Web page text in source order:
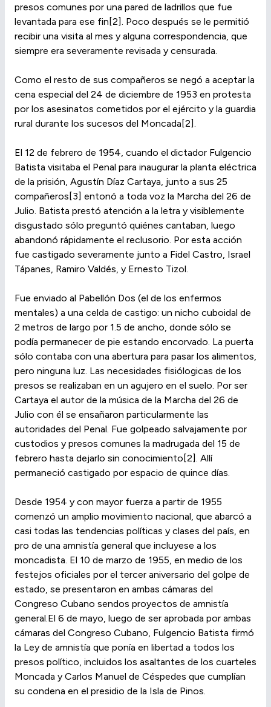
presos comunes por una pared de ladrillos que fue
levantada para ese fin[2]. Poco después se le permitió
recibir una visita al mes y alguna correspondencia, que
siempre era severamente revisada y censurada.
Como el resto de sus compañeros se negó a aceptar la
cena especial del 24 de diciembre de 1953 en protesta
por los asesinatos cometidos por el ejército y la guardia
rural durante los sucesos del Moncada[2].
El 12 de febrero de 1954, cuando el dictador Fulgencio
Batista visitaba el Penal para inaugurar la planta eléctrica
de la prisión, Agustín Díaz Cartaya, junto a sus 25
compañeros[3] entonó a toda voz la Marcha del 26 de
Julio. Batista prestó atención a la letra y visiblemente
disgustado sólo preguntó quiénes cantaban, luego
abandonó rápidamente el reclusorio. Por esta acción
fue castigado severamente junto a Fidel Castro, Israel
Tápanes, Ramiro Valdés, y Ernesto Tizol.
Fue enviado al Pabellón Dos (el de los enfermos
mentales) a una celda de castigo: un nicho cuboidal de
2 metros de largo por 1.5 de ancho, donde sólo se
podía permanecer de pie estando encorvado. La puerta
sólo contaba con una abertura para pasar los alimentos,
pero ninguna luz. Las necesidades fisiólogicas de los
presos se realizaban en un agujero en el suelo. Por ser
Cartaya el autor de la música de la Marcha del 26 de
Julio con él se ensañaron particularmente las
autoridades del Penal. Fue golpeado salvajamente por
custodios y presos comunes la madrugada del 15 de
febrero hasta dejarlo sin conocimiento[2]. Allí
permaneció castigado por espacio de quince días.
Desde 1954 y con mayor fuerza a partir de 1955
comenzó un amplio movimiento nacional, que abarcó a
casi todas las tendencias políticas y clases del país, en
pro de una amnistía general que incluyese a los
moncadista. El 10 de marzo de 1955, en medio de los
festejos oficiales por el tercer aniversario del golpe de
estado, se presentaron en ambas cámaras del
Congreso Cubano sendos proyectos de amnistía
general.El 6 de mayo, luego de ser aprobada por ambas
cámaras del Congreso Cubano, Fulgencio Batista firmó
la Ley de amnistía que ponía en libertad a todos los
presos político, incluidos los asaltantes de los cuarteles
Moncada y Carlos Manuel de Céspedes que cumplían
su condena en el presidio de la Isla de Pinos.